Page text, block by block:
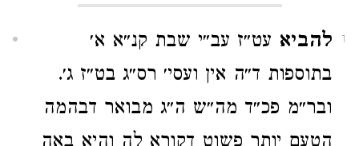
1 להביא עט״ז עב״י שבת קנ״א א׳
בתוספות ד״ה אין ועסי׳ רס״ג בט״ז ג׳.
ובר״מ פכ״ד מה״ש ה״ג מבואר דבהמה